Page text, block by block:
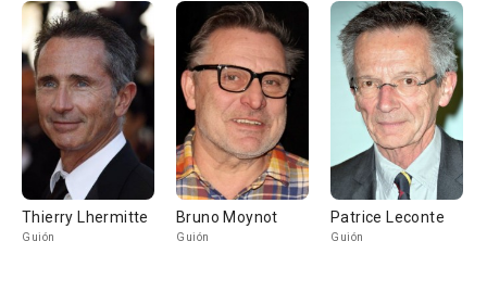
Thierry Lhermitte
Guión
Bruno Moynot
Guión
Patrice Leconte
Guión